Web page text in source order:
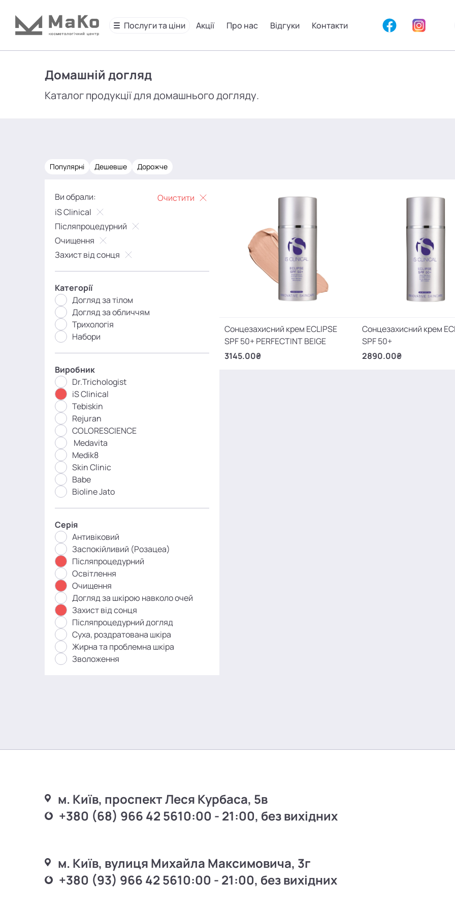
Послуги та ціни Акції Про нас Відгуки Контакти
Домашній догляд
Каталог продукції для домашнього догляду.
Популярні Дешевше Дорожче
Ви обрали:
Очистити
iS Clinical
Післяпроцедурний
Очищення
Захист від сонця
Категорії
Догляд за тілом
Догляд за обличчям
Трихологія
Набори
Виробник
Dr.Trichologist
iS Clinical
Tebiskin
Rejuran
COLORESCIENCE
Medavita
Medik8
Skin Clinic
Babe
Bioline Jato
Серія
Антивіковий
Заспокійливий (Розацеа)
Післяпроцедурний
Освітлення
Очищення
Догляд за шкірою навколо очей
Захист від сонця
Післяпроцедурний догляд
Суха, роздратована шкіра
Жирна та проблемна шкіра
Зволоження
Сонцезахисний крем ECLIPSE
SPF 50+ PERFECTINT BEIGE
3145.00₴
Сонцезахисний крем
SPF 50+
2890.00₴
м. Київ, проспект Леся Курбаса, 5в
+380 (68) 966 42 5610:00 - 21:00, без вихідних
м. Київ, вулиця Михайла Максимовича, 3г
+380 (93) 966 42 5610:00 - 21:00, без вихідних